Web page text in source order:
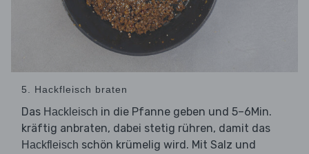
5. Hackfleisch braten
Das Hackleisch in die Pfanne geben und 5–6Min.
kräftig anbraten, dabei stetig rühren, damit das
Hackfleisch schön krümelig wird. Mit Salz und